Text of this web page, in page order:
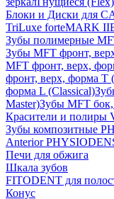
Блоки и Диски для
TriLuxe forteMARK II
Зубы полимерные
Зубы MFT фронт,
MFT фронт, верх,
фронт, верх, форма T
форма L (Classical)
Master)Зубы MFT
Красители и полиры
Зубы композитные
Anterior
Печи для обжига
Шкала зубов
FITODENT для
Конус